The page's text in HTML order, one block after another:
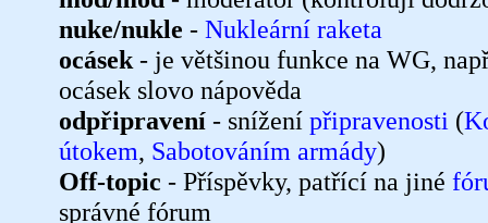
nuke/nukle - Nukleární raketa
ocásek - je většinou funkce na WG,
ocásek slovo nápověda
odpřipravení - snížení připravenosti (
útokem, Sabotováním armády)
Off-topic - Příspěvky, patřící na jiné
správné fórum